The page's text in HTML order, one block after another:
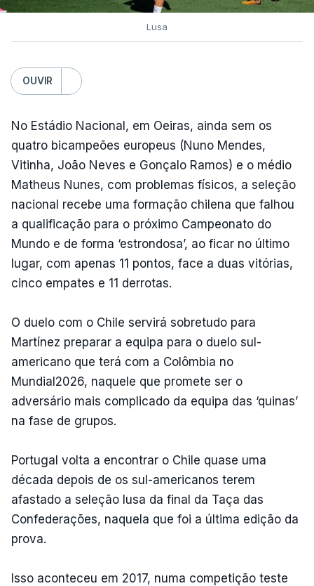
Lusa
OUVIR
No Estádio Nacional, em Oeiras, ainda sem os
quatro bicampeões europeus (Nuno Mendes,
Vitinha, João Neves e Gonçalo Ramos) e o médio
Matheus Nunes, com problemas físicos, a seleção
nacional recebe uma formação chilena que falhou
a qualificação para o próximo Campeonato do
Mundo e de forma ‘estrondosa’, ao ficar no último
lugar, com apenas 11 pontos, face a duas vitórias,
cinco empates e 11 derrotas.
O duelo com o Chile servirá sobretudo para
Martínez preparar a equipa para o duelo sul-
americano que terá com a Colômbia no
Mundial2026, naquele que promete ser o
adversário mais complicado da equipa das ‘quinas’
na fase de grupos.
Portugal volta a encontrar o Chile quase uma
década depois de os sul-americanos terem
afastado a seleção lusa da final da Taça das
Confederações, naquela que foi a última edição da
prova.
Isso aconteceu em 2017, numa competição teste